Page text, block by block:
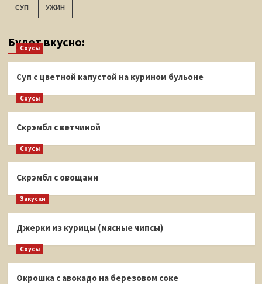
СУП УЖИН
Будет вкусно:
Соусы
Суп с цветной капустой на курином бульоне
Соусы
Скрэмбл с ветчиной
Соусы
Скрэмбл с овощами
Закуски
Джерки из курицы (мясные чипсы)
Соусы
Окрошка с авокадо на березовом соке